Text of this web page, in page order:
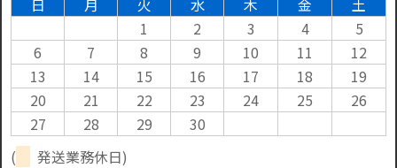
1
2 3 4
5
6
7 8 9 10 11
12
13
14 15 16 17 18
19
20
21 22 23 24 25
26
27
28 29
30
(
発送業務休日)